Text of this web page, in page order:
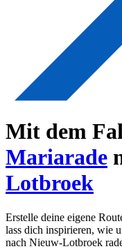
Mit dem
Mariarade
Lotbroek
Erstelle deine eigene
lass dich inspirieren, wie
nach Nieuw-Lotbroek